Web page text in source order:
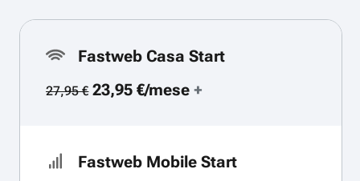
Fastweb Casa Start
27,95 €23,95 €/mese+
Fastweb Mobile Start